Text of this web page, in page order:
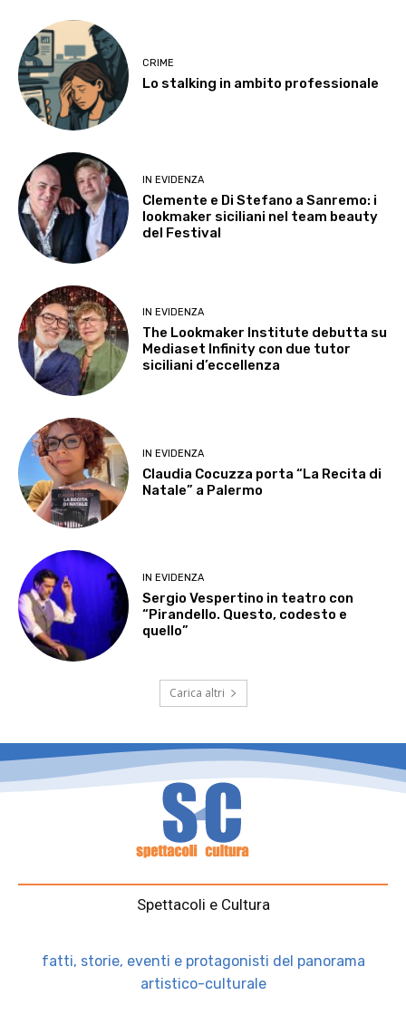
CRIME
Lo stalking in ambito professionale
IN EVIDENZA
Clemente e Di Stefano a Sanremo: i
lookmaker siciliani nel team beauty
del Festival
IN EVIDENZA
The Lookmaker Institute debutta su
Mediaset Infinity con due tutor
siciliani d’eccellenza
IN EVIDENZA
Claudia Cocuzza porta “La Recita di
Natale” a Palermo
IN EVIDENZA
Sergio Vespertino in teatro con
“Pirandello. Questo, codesto e
quello”
Carica altri
Spettacoli e Cultura
fatti, storie, eventi e protagonisti del panorama
artistico-culturale